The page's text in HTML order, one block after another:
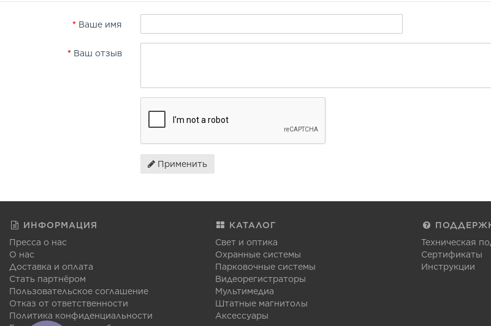
Ваше имя
Ваш отзыв
Применить
ИНФОРМАЦИЯ
Пресса о нас
О нас
Доставка и оплата
Стать партнёром
Пользовательское соглашение
Отказ от ответственности
Политика конфиденциальности
КАТАЛОГ
Свет и оптика
Охранные системы
Парковочные системы
Видеорегистраторы
Мультимедиа
Штатные магнитолы
Аксессуары
Техническая
Сертификаты
Инструкции